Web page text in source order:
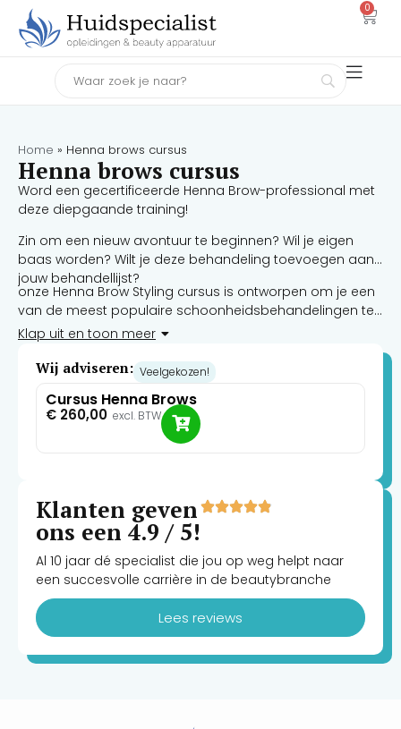
0
Home » Henna brows cursus
Henna brows cursus
Word een gecertificeerde Henna Brow-professional met
deze diepgaande training!
Zin om een ​​nieuw avontuur te beginnen? Wil je eigen
baas worden? Wilt je deze behandeling toevoegen aan
jouw behandellijst?
onze Henna Brow Styling cursus is ontworpen om je een
van de meest populaire schoonheidsbehandelingen te
leren die momenteel binnen de branche worden
aangeboden. Henna brows is een natuurlijk alternatief
voor andere chemische kleurstoffen en is plantaardig,
waardoor het een aantrekkelijke optie is om de
wenkbrauw te kleuren en een expressievere wenkbrauw
te creëren. Henna zorgt ook voor een betere look die een
dichtere, vollere wenkbrauw geeft.
Klap uit en toon meer
Wij adviseren: Veelgekozen!
Cursus Henna Brows
€ 260,00 excl. BTW
Klanten geven
ons een 4.9 / 5!
Al 10 jaar dé specialist die jou op weg helpt naar
een succesvolle carrière in de beautybranche
Lees reviews